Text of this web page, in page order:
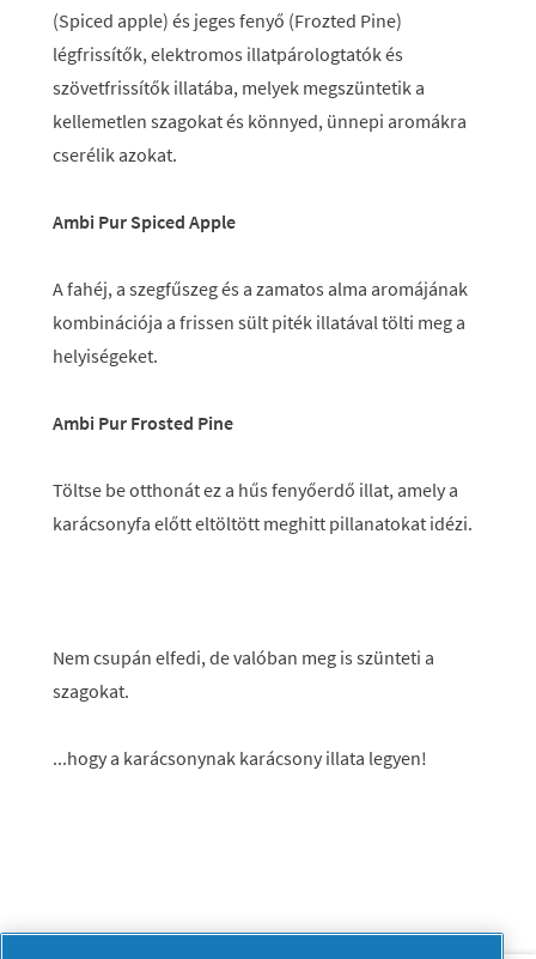
(Spiced apple) és jeges fenyő (Frozted Pine)
légfrissítők, elektromos illatpárologtatók és
szövetfrissítők illatába, melyek megszüntetik a
kellemetlen szagokat és könnyed, ünnepi aromákra
cserélik azokat.
Ambi Pur Spiced Apple
A fahéj, a szegfűszeg és a zamatos alma aromájának
kombinációja a frissen sült piték illatával tölti meg a
helyiségeket.
Ambi Pur Frosted Pine
Töltse be otthonát ez a hűs fenyőerdő illat, amely a
karácsonyfa előtt eltöltött meghitt pillanatokat idézi.
Nem csupán elfedi, de valóban meg is szünteti a
szagokat.
...hogy a karácsonynak karácsony illata legyen!